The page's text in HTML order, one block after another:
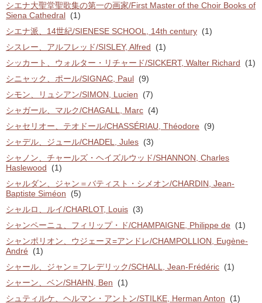
シエナ大聖堂聖歌集の第一の画家/First Master of the Choir Books of
Siena Cathedral (1)
シエナ派、14世紀/SIENESE SCHOOL, 14th century (1)
シスレー、アルフレッド/SISLEY, Alfred (1)
シッカート、ウォルター・リチャード/SICKERT, Walter Richard (1)
シニャック、ポール/SIGNAC, Paul (9)
シモン、リュシアン/SIMON, Lucien (7)
シャガール、マルク/CHAGALL, Marc (4)
シャセリオー、テオドール/CHASSÉRIAU, Théodore (9)
シャデル、ジュール/CHADEL, Jules (3)
シャノン、チャールズ・ヘイズルウッド/SHANNON, Charles
Haslewood (1)
シャルダン、ジャン＝バティスト・シメオン/CHARDIN, Jean-
Baptiste Siméon (5)
シャルロ、ルイ/CHARLOT, Louis (3)
シャンペーニュ、フィリップ・ド/CHAMPAIGNE, Philippe de (1)
シャンポリオン、ウジェーヌ=アンドレ/CHAMPOLLION, Eugène-
André (1)
シャール、ジャン＝フレデリック/SCHALL, Jean-Frédéric (1)
シャーン、ベン/SHAHN, Ben (1)
シュティルケ、ヘルマン・アントン/STILKE, Herman Anton (1)